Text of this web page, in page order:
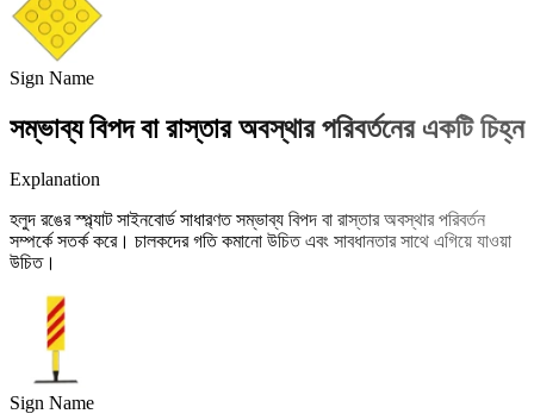
Sign Name
সম্ভাব্য বিপদ বা রাস্তার অবস্থার পরিবর্তনের একটি চিহ্ন
Explanation
হলুদ রঙের স্প্ল্যাট সাইনবোর্ড সাধারণত সম্ভাব্য বিপদ বা রাস্তার অবস্থার পরিবর্তন
সম্পর্কে সতর্ক করে। চালকদের গতি কমানো উচিত এবং সাবধানতার সাথে এগিয়ে যাওয়া
উচিত।
Sign Name